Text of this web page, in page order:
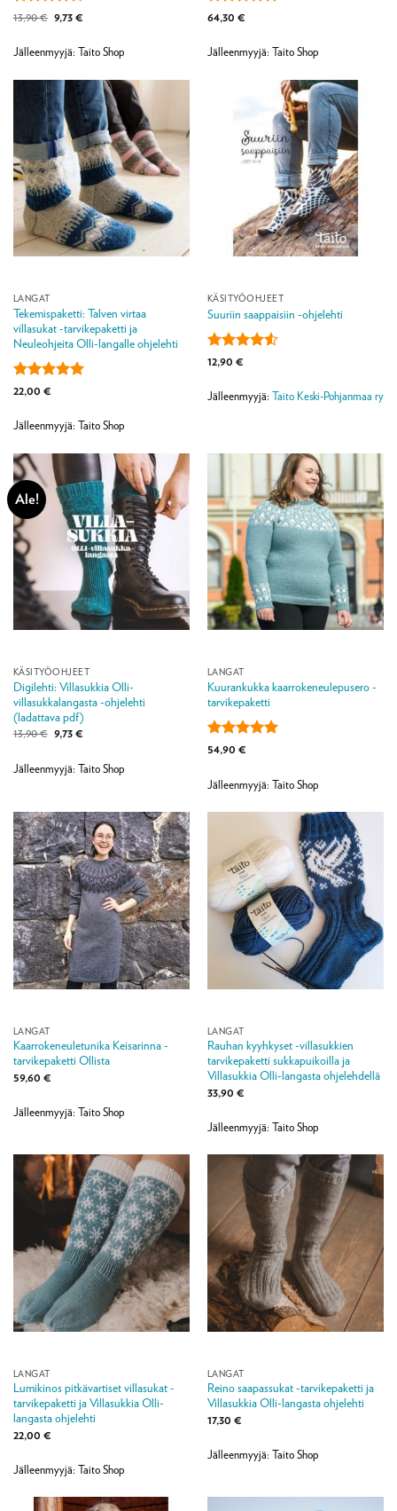
Arvostelu
4.5
13,90€ Alkuperäinen
hinta
13,90 €.
9,73€Nykyinen
9,73 €.
Jälleenmyyjä: Taito Shop
Arvostelu
/ 5
64,30 €
Jälleenmyyjä: Taito Shop
LANGAT
Tekemispaketti: Talven virtaa
villasukat -tarvikepaketti ja
Neuleohjeita Olli-langalle ohjelehti
Arvostelu
/ 5
22,00 €
Jälleenmyyjä: Taito Shop
KÄSITYÖOHJEET
Suuriin saappaisiin -ohjelehti
Arvostelu
4.5
12,90 €
Jälleenmyyjä: Taito Keski-Pohjanmaa ry
Ale!
KÄSITYÖOHJEET
Digilehti: Villasukkia Olli-
villasukkalangasta -ohjelehti
(ladattava pdf)
13,90€ Alkuperäinen
hinta
13,90 €.
9,73€Nykyinen
9,73 €.
Jälleenmyyjä: Taito Shop
LANGAT
Kuurankukka kaarrokeneulepusero -
tarvikepaketti
Arvostelu
/ 5
54,90 €
Jälleenmyyjä: Taito Shop
LANGAT
Kaarrokeneuletunika Keisarinna -
tarvikepaketti Ollista
59,60 €
Jälleenmyyjä: Taito Shop
LANGAT
Rauhan kyyhkyset -villasukkien
tarvikepaketti sukkapuikoilla ja
Villasukkia Olli-langasta ohjelehdellä
33,90 €
Jälleenmyyjä: Taito Shop
LANGAT
Lumikinos pitkävartiset villasukat -
tarvikepaketti ja Villasukkia Olli-
langasta ohjelehti
22,00 €
Jälleenmyyjä: Taito Shop
LANGAT
Reino saapassukat -tarvikepaketti ja
Villasukkia Olli-langasta ohjelehti
17,30 €
Jälleenmyyjä: Taito Shop